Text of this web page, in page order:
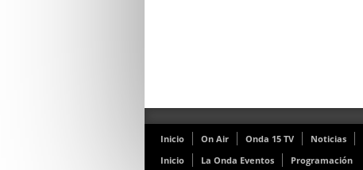
Inicio On Air Onda 15 TV Noticias
Inicio
La Onda Eventos Programación